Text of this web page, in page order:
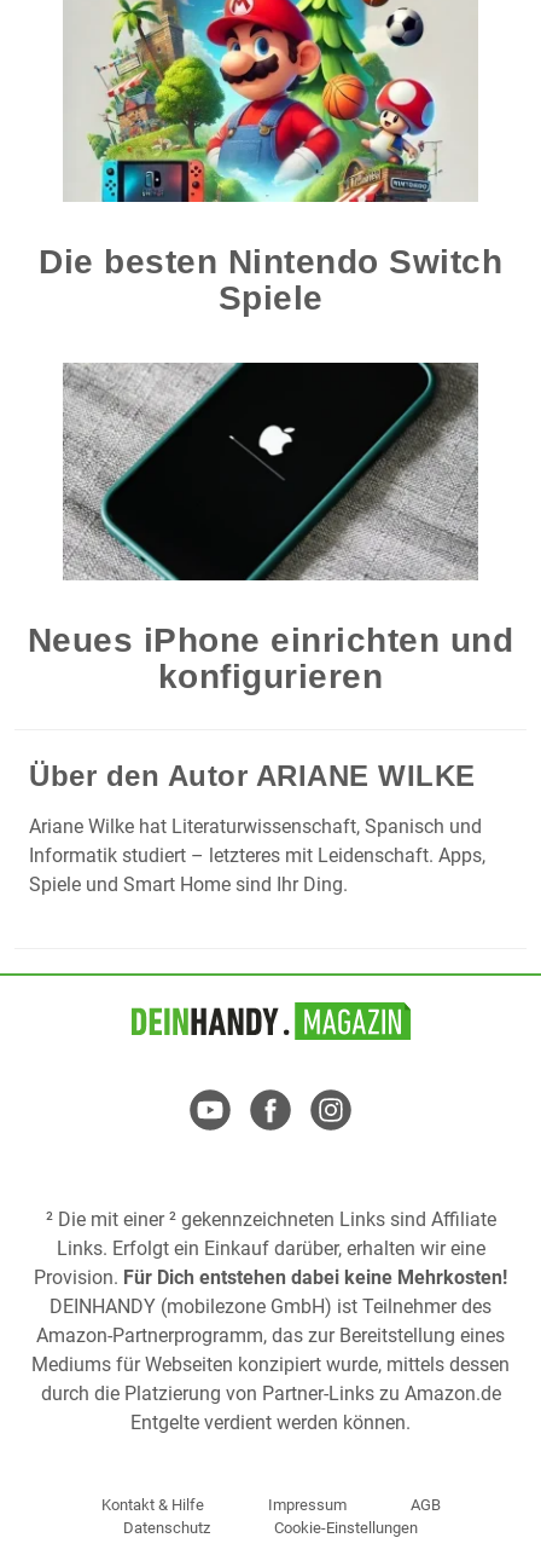
Die besten Nintendo Switch
Spiele
Neues iPhone einrichten und
konfigurieren
Über den Autor ARIANE WILKE
Ariane Wilke hat Literaturwissenschaft, Spanisch und
Informatik studiert – letzteres mit Leidenschaft. Apps,
Spiele und Smart Home sind Ihr Ding.
² Die mit einer ² gekennzeichneten Links sind Affiliate
Links. Erfolgt ein Einkauf darüber, erhalten wir eine
Provision. Für Dich entstehen dabei keine Mehrkosten!
DEINHANDY (mobilezone GmbH) ist Teilnehmer des
Amazon-Partnerprogramm, das zur Bereitstellung eines
Mediums für Webseiten konzipiert wurde, mittels dessen
durch die Platzierung von Partner-Links zu Amazon.de
Entgelte verdient werden können.
Kontakt & Hilfe Impressum
AGB
Datenschutz
Cookie-Einstellungen